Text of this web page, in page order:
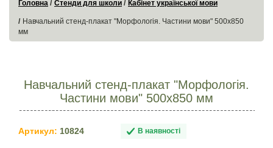
Головна Стенди для школи Кабінет української мови
Навчальний стенд-плакат "Морфологія. Частини мови" 500х850
мм
Навчальний стенд-плакат "Морфологія.
Частини мови" 500х850 мм
Артикул: 10824 В наявності